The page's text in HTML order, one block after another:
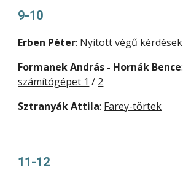
9-10
Erben Péter: Nyitott végű kérdések
Formanek András - Hornák Bence:
számítógépet 1 / 2
Sztranyák Attila: Farey-törtek
11-12